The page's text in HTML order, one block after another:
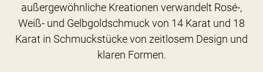
außergewöhnliche Kreationen verwandelt Rosé-,
Weiß- und Gelbgoldschmuck von 14 Karat und 18
Karat in Schmuckstücke von zeitlosem Design und
klaren Formen.